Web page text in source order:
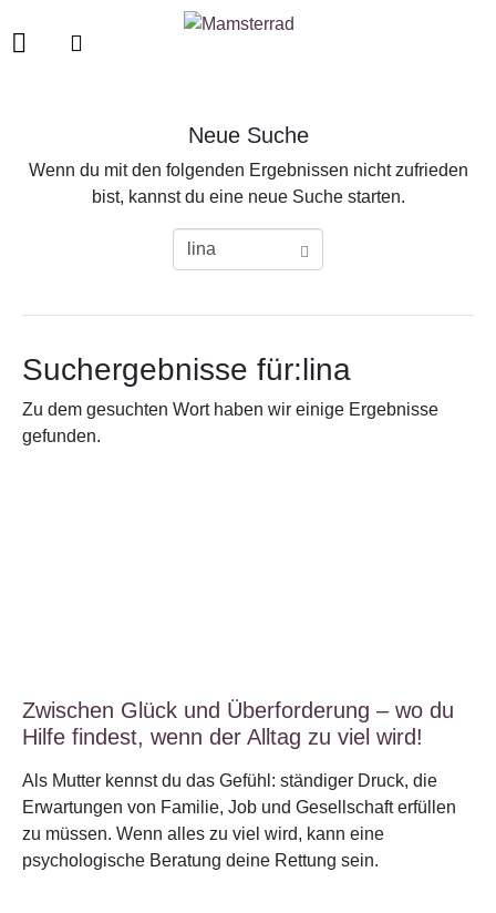
Neue Suche
Wenn du mit den folgenden Ergebnissen nicht zufrieden
bist, kannst du eine neue Suche starten.
Suchergebnisse für:lina
Zu dem gesuchten Wort haben wir einige Ergebnisse
gefunden.
Zwischen Glück und Überforderung – wo du
Hilfe findest, wenn der Alltag zu viel wird!
Als Mutter kennst du das Gefühl: ständiger Druck, die
Erwartungen von Familie, Job und Gesellschaft erfüllen
zu müssen. Wenn alles zu viel wird, kann eine
psychologische Beratung deine Rettung sein.